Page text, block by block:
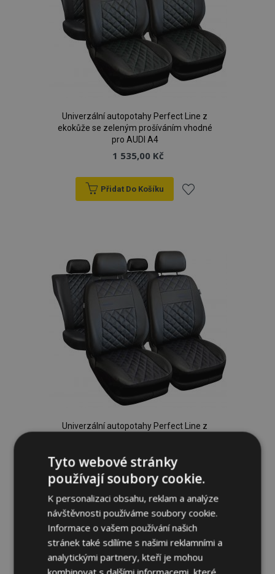
Univerzální autopotahy Perfect Line z
ekokůže se zeleným prošíváním vhodné
pro AUDI A4
1 535,00 Kč
Přidat Do Košíku
oblíbeným
Univerzální autopotahy Perfect Line z
1 535,00 Kč
Přidat Do Košíku
Přidat
k
oblíbeným
Tyto webové stránky
používají soubory cookie.
K personalizaci obsahu, reklam a analýze
návštěvnosti používáme soubory cookie.
Informace o vašem používání našich
stránek také sdílíme s našimi reklamními a
analytickými partnery, kteří je mohou